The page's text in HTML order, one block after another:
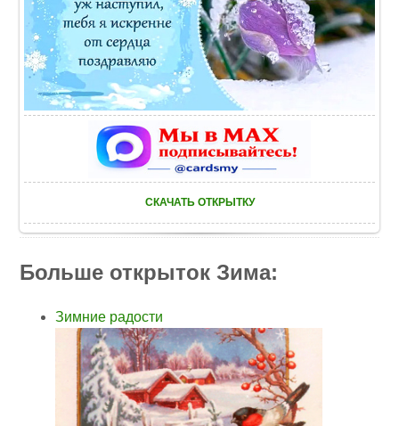
СКАЧАТЬ ОТКРЫТКУ
Больше открыток Зима:
Зимние радости